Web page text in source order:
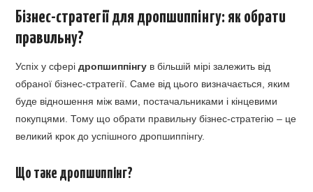
Бізнес-стратегії для дропшиппінгу: як обрати
правильну?
Успіх у сферідропшиппінгу в більшій мірі залежить від
обраної бізнес-стратегії. Саме від цього визначається, яким
буде відношення між вами, постачальниками і кінцевими
покупцями. Тому що обрати правильну бізнес-стратегію – це
великий крок до успішного дропшиппінгу.
Що таке дропшиппінг?